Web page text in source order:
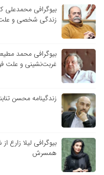
بیوگرافی محمدعلی
زندگی شخصی و
بیوگرافی محمد
غربت‌نشینی و علت
زندگینامه محسن
بیوگرافی لیلا
همسرش